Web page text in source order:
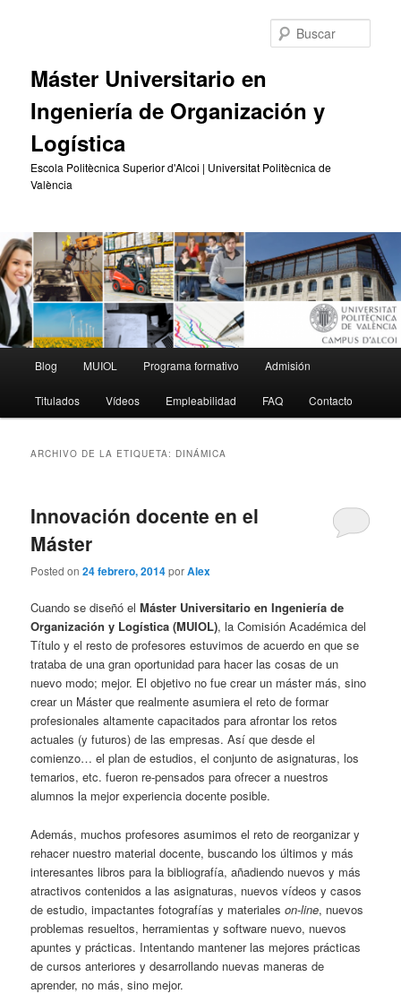
Máster Universitario en
Ingeniería de Organización y
Logística
Escola Politècnica Superior d'Alcoi | Universitat Politècnica de
València
principal
Blog MUIOL Programa formativo Admisión
Titulados Vídeos Empleabilidad FAQ Contacto
ARCHIVO DE LA ETIQUETA: DINÁMICA
Innovación docente en el
Máster
Posted on24 febrero, 2014porAlex
Cuando se diseñó elMáster Universitario en Ingeniería de
Organización y Logística (MUIOL), la Comisión Académica del
Título y el resto de profesores estuvimos de acuerdo en que se
trataba de una gran oportunidad para hacer las cosas de un
nuevo modo; mejor. El objetivo no fue crear un máster más, sino
crear un Máster que realmente asumiera el reto de formar
profesionales altamente capacitados para afrontar los retos
actuales (y futuros) de las empresas. Así que desde el
comienzo… el plan de estudios, el conjunto de asignaturas, los
temarios, etc. fueron re-pensados para ofrecer a nuestros
alumnos la mejor experiencia docente posible.
Además, muchos profesores asumimos el reto de reorganizar y
rehacer nuestro material docente, buscando los últimos y más
interesantes libros para la bibliografía, añadiendo nuevos y más
atractivos contenidos a las asignaturas, nuevos vídeos y casos
de estudio, impactantes fotografías y materialeson-line, nuevos
problemas resueltos, herramientas y software nuevo, nuevos
apuntes y prácticas. Intentando mantener las mejores prácticas
de cursos anteriores y desarrollando nuevas maneras de
aprender, no más, sino mejor.